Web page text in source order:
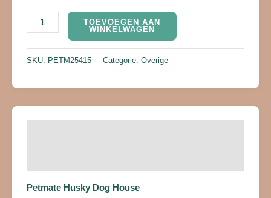
TOEVOEGEN AAN
WINKELWAGEN
SKU: PETM25415 Categorie: Overige
Petmate Husky Dog House